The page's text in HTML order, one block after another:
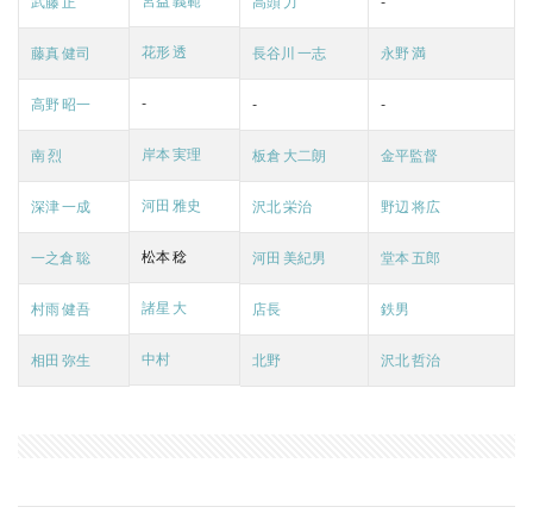
藤真 健司 花形 透 長谷川 一志 永野 満
高野 昭一 - - -
南 烈 岸本 実理 板倉 大二朗 金平監督
深津 一成 河田 雅史 沢北 栄治 野辺 将広
一之倉 聡 松本 稔 河田 美紀男 堂本 五郎
村雨 健吾 諸星 大 店長 鉄男
相田 弥生 中村 北野 沢北 哲治